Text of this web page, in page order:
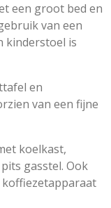
een groot bed en
van een
kinderstoel is
en
van een fijne
koelkast,
gasstel. Ook
koffiezetapparaat